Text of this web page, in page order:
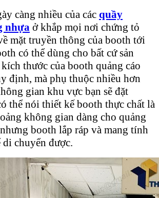
càng nhiều của các quầy
nhựa ở khắp mọi nơi chứng tỏ
mặt truyền thông của booth tới
có thể dùng cho bất cứ sản
thước của booth quảng cáo
định, mà phụ thuộc nhiều hơn
gian khu vực bạn sẽ đặt
thể nói thiết kế booth thực chất là
không gian dàng cho quảng
booth lắp ráp và mang tính
chuyển được.